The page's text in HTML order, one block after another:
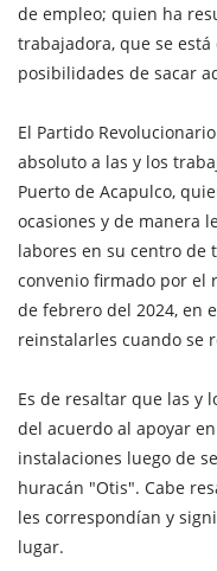
de empleo; quien ha
trabajadora, que se
posibilidades de sacar
El Partido
absoluto a las y los
Puerto de Acapulco,
ocasiones y de manera
labores en su centro de
convenio firmado por el
de febrero del 2024, en
reinstalarles cuando se
Es de resaltar que las y
del acuerdo al apoyar
instalaciones luego de
huracán "Otis". Cabe
les correspondían y
lugar.